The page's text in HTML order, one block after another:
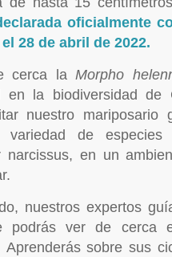
oficialmente
28 de abril de 2022.
cerca laMorpho
en la biodiversidad de
nuestro mariposario
de especies
narcissus, en un
nuestros expertos
podrás ver de cerca
sobre sus